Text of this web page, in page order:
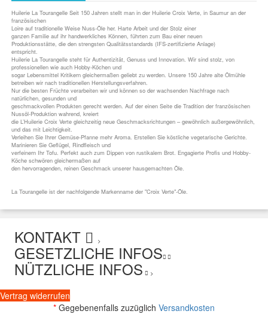
Huilerie La Tourangelle Seit 150 Jahren stellt man in der Huilerie Croix Verte, in Saumur an der
französischen
Loire auf traditionelle Weise Nuss-Öle her. Harte Arbeit und der Stolz einer
ganzen Familie auf ihr handwerkliches Können, führten zum Bau einer neuen
Produktionsstätte, die den strengsten Qualitätsstandards (IFS-zertifizierte Anlage)
entspricht.
Huilerie La Tourangelle steht für Authentizität, Genuss und Innovation. Wir sind stolz, von
professionellen wie auch Hobby-Köchen und
sogar Lebensmittel Kritikern gleichermaßen geliebt zu werden. Unsere 150 Jahre alte Ölmühle
betreiben wir nach traditionellen Herstellungsverfahren.
Nur die besten Früchte verarbeiten wir und können so der wachsenden Nachfrage nach
natürlichen, gesunden und
geschmackvollen Produkten gerecht werden. Auf der einen Seite die Tradition der französischen
Nussöl-Produktion wahrend, kreiert
die L’Huilerie Croix Verte gleichzeitig neue Geschmacksrichtungen – gewöhnlich außergewöhnlich,
und das mit Leichtigkeit.
Verleihen Sie Ihrer Gemüse-Pfanne mehr Aroma. Erstellen Sie köstliche vegetarische Gerichte.
Marinieren Sie Geflügel, Rindfleisch und
verfeinern Ihr Tofu. Perfekt auch zum Dippen von rustikalem Brot. Engagierte Profis und Hobby-
Köche schwören gleichermaßen auf
den hervorragenden, reinen Geschmack unserer hausgemachten Öle.
La Tourangelle ist der nachfolgende Markenname der "Croix Verte"-Öle.
KONTAKT >
GESETZLICHE INFOS
NÜTZLICHE INFOS >
Vertrag widerrufen
* Gegebenenfalls zuzüglich Versandkosten